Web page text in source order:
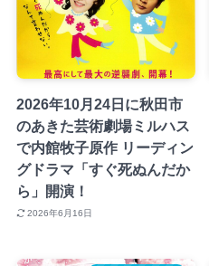
2026年10月24日に秋田市
のあきた芸術劇場ミルハス
で内館牧子原作 リーディン
グドラマ「すぐ死ぬんだか
ら」開演！
2026年6月16日